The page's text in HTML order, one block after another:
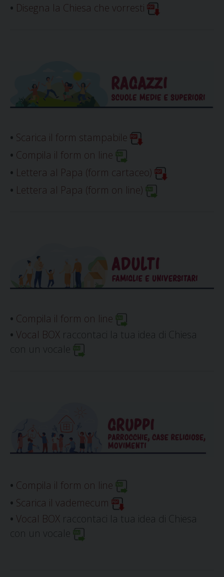
• Disegna la Chiesa che vorresti
• Scarica il form stampabile
• Compila il form on line
• Lettera al Papa (form cartaceo)
• Lettera al Papa (form on line)
• Compila il form on line
• Vocal BOX raccontaci la tua idea di Chiesa
con un vocale
• Compila il form on line
• Scarica il vademecum
• Vocal BOX raccontaci la tua idea di Chiesa
con un vocale